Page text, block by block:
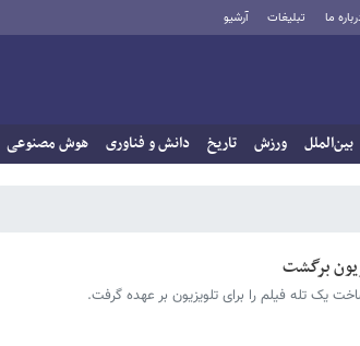
ما تبلیغات آرشیو
بین‌الملل ورزش تاریخ دانش و فناوری هوش مصنوعی
برگشت
یک تله فیلم را برای تلویزیون بر عهده گرفت.